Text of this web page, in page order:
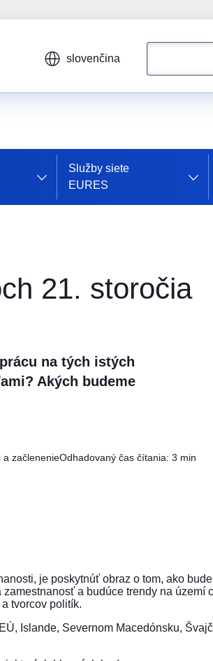
slovenčina
Služby siete
EURES
21. storočia
na tých istých
Akých budeme
a začlenenieOdhadovaný čas čítania: 3 min
je poskytnúť obraz o tom, ako
a budúce trendy na území
tvorcov politík.
Islande, Severnom Macedónsku,